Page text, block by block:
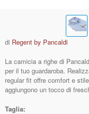
di Regent by Pancaldi
La camicia a righe di
per il tuo guardaroba.
regular fit offre comfort e
aggiungono un tocco di
Taglia: